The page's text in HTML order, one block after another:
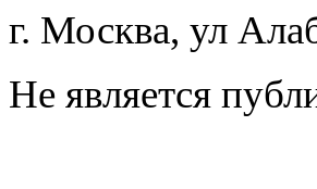
г. Москва, ул
Не является